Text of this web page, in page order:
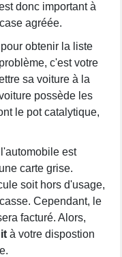
donc important à
agréée.
obtenir la liste
c'est votre
sa voiture à la
possède les
le pot catalytique,
est
carte grise.
soit hors d'usage,
Cependant, le
facturé. Alors,
à votre dispostion